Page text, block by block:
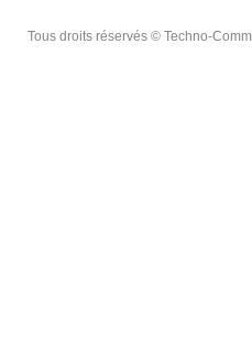
Tous droits réservés © Techno-